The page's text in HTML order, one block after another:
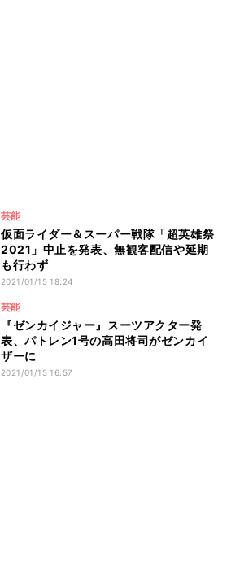
芸能
仮面ライダー＆スーパー戦隊「超英雄祭
2021」中止を発表、無観客配信や延期
も行わず
2021/01/15 18:24
芸能
『ゼンカイジャー』スーツアクター発
表、パトレン1号の高田将司がゼンカイ
ザーに
2021/01/15 16:57